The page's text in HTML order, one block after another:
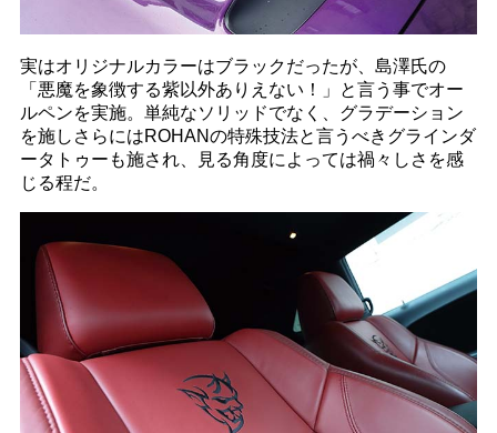
実はオリジナルカラーはブラックだったが、島澤氏の
「悪魔を象徴する紫以外ありえない！」と言う事でオー
ルペンを実施。単純なソリッドでなく、グラデーション
を施しさらにはROHANの特殊技法と言うべきグラインダ
ータトゥーも施され、見る角度によっては禍々しさを感
じる程だ。